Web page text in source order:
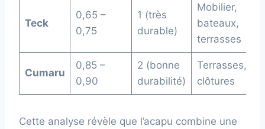
Teck
0,65 –
0,75
1 (très
durable)
Mobilier,
bateaux,
terrasses
Cumaru
0,85 –
0,90
2 (bonne
durabilité)
Terrasses,
clôtures
Cette analyse révèle que l’acapu combine une